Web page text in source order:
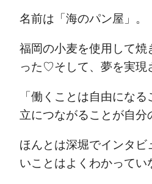
名前は「海のパン屋」。
福岡の小麦を使用して
った♡そして、夢を実現
「働くことは自由にな
立につながることが自分
ほんとは深堀でインタ
いことはよくわかってい